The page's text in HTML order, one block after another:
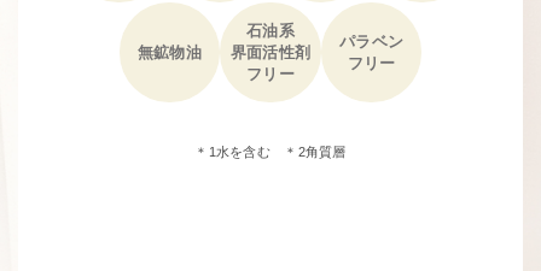
無鉱物油
石油系
界面活性剤
フリー
パラベン
フリー
＊1水を含む ＊2角質層